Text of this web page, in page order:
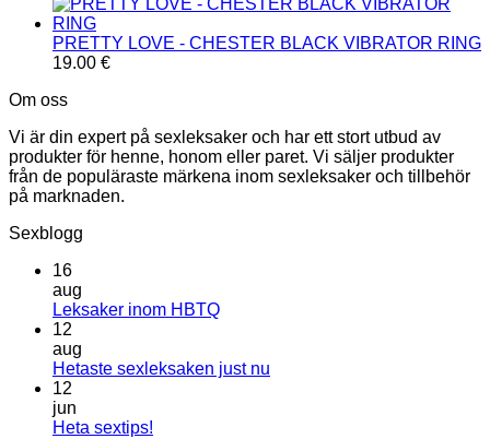
PRETTY LOVE - CHESTER BLACK VIBRATOR RING
19.00 €
Om oss
Vi är din expert på sexleksaker och har ett stort utbud av
produkter för henne, honom eller paret. Vi säljer produkter
från de populäraste märkena inom sexleksaker och tillbehör
på marknaden.
Sexblogg
16
aug
Leksaker inom HBTQInga
Leksaker
12
aug
Hetaste sexleksaken just nu
12
jun
Heta sextips!